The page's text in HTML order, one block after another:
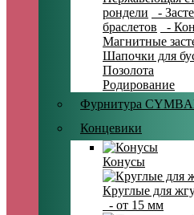
рондели
-
браслетов
-
Магнитные
Шапочки для
Позолота
Родирование
Фурнитура
Концевики
Конусы
Круглые для
- от 15 мм